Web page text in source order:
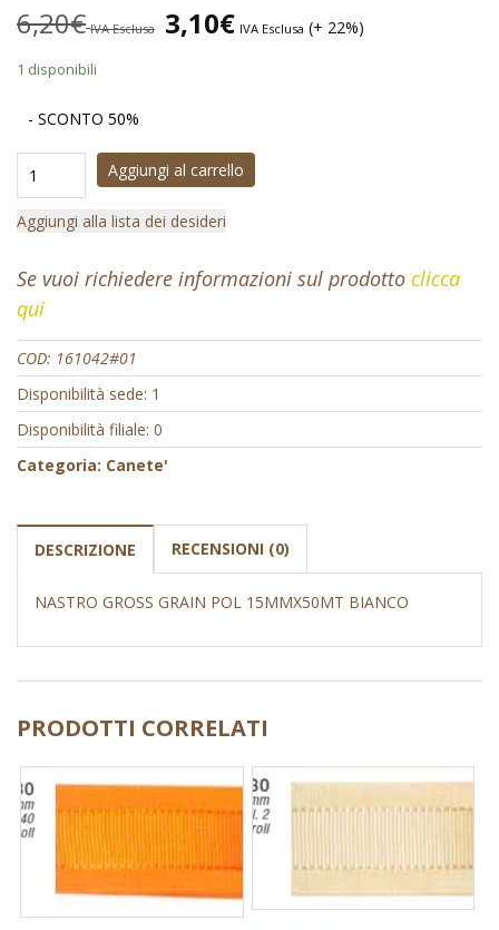
6,20€ IVA Esclusa 3,10€ IVA Esclusa (+ 22%)
1 disponibili
- SCONTO 50%
Aggiungi al carrello
Aggiungi alla lista dei desideri
Se vuoi richiedere informazioni sul prodotto clicca
qui
COD: 161042#01
Disponibilità sede: 1
Disponibilità filiale: 0
Categoria: Canete'
DESCRIZIONE RECENSIONI (0)
NASTRO GROSS GRAIN POL 15MMX50MT BIANCO
PRODOTTI CORRELATI